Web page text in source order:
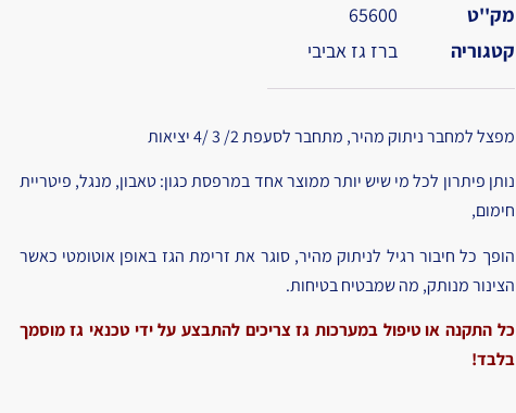
מק''ט
65600
קטגוריה
ברז גז אביבי
מפצל למחבר ניתוק מהיר, מתחבר לסעפת 2/ 3 /4 יציאות
נותן פיתרון לכל מי שיש יותר ממוצר אחד במרפסת כגון: טאבון, מנגל, פיטריית
חימום,
הופך כל חיבור רגיל לניתוק מהיר,סוגר את זרימת הגז באופן אוטומטי כאשר
הצינור מנותק, מה שמבטיח בטיחות.
כל התקנה או טיפול במערכות גז צריכים להתבצע על ידי טכנאי גז מוסמך
בלבד!